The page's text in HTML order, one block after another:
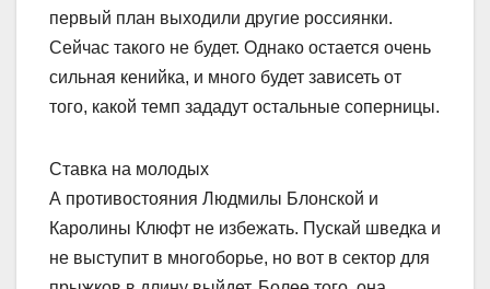
первый план выходили другие россиянки.
Сейчас такого не будет. Однако остается очень
сильная кенийка, и много будет зависеть от
того, какой темп зададут остальные соперницы.
Ставка на молодых
А противостояния Людмилы Блонской и
Каролины Клюфт не избежать. Пускай шведка и
не выступит в многоборье, но вот в сектор для